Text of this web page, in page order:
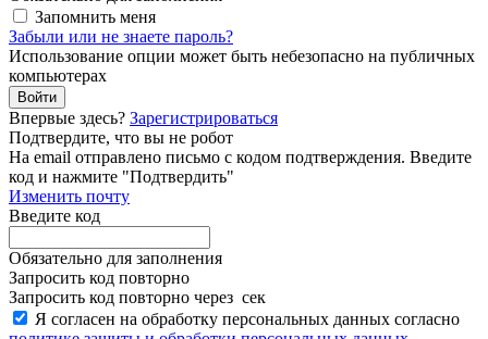
Запомнить меня
Забыли или не знаете пароль?
Использование опции может быть небезопасно на публичных
компьютерах
Войти
Впервые здесь? Зарегистрироваться
Подтвердите, что вы не робот
Ha email отправлено письмо с кодом подтверждения. Введите
код и нажмите "Подтвердить"
Изменить почту
Введите код
Обязательно для заполнения
Запросить код повторно
Запросить код повторно через сек
Я согласен на обработку персональных данных согласно